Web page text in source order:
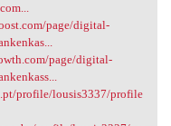
page/digital-
page/digital-
profile/lousis3337/profile